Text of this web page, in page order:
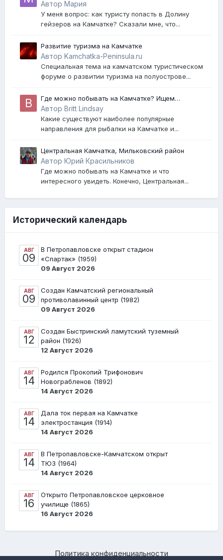
на Камчатке?
Автор Мария
У меня вопрос: как туристу попасть в Долину
гейзеров на Камчатке? Сказали мне, что...
Развитие туризма на Камчатке
Автор Kamchatka-Peninsula.ru
Специальная тема на камчатском туристическом
форуме о развитии туризма на полуострове...
Где можно побывать на Камчатке? Ищем
проводника по Камчатке! Нужны советы опытных
путешественников по Камчатке, помощь в
организации походов по Камчатке
Автор Britt Lindsay
Какие существуют наиболее популярные
направления для рыбалки на Камчатке и...
Центральная Камчатка, Мильковский район
Автор Юрий Красильников
Где можно побывать на Камчатке и что
интересного увидеть. Конечно, Центральная...
Исторический календарь
АВГ
09
В Петропавловске открыт стадион
«Спартак» (1959)
09 Август 2026
АВГ
09
Создан Камчатский региональный
противолавинный центр (1982)
09 Август 2026
АВГ
12
Создан Быстринский ламутский туземный
район (1926)
12 Август 2026
АВГ
14
Родился Прокопий Трифонович
Новограбленов (1892)
14 Август 2026
АВГ
14
Дала ток первая на Камчатке
электростанция (1914)
14 Август 2026
АВГ
14
В Петропавловске-Камчатском открыт
ТЮЗ (1964)
14 Август 2026
АВГ
16
Открыто Петропавловское церковное
училище (1865)
16 Август 2026
Политика конфиденциальности